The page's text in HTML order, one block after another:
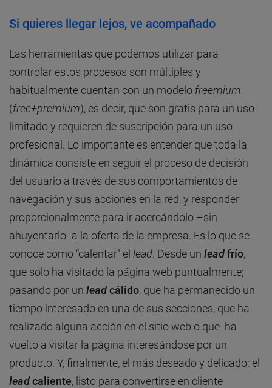
Si quieres llegar lejos, ve acompañado
Las herramientas que podemos utilizar para
controlar estos procesos son múltiples y
habitualmente cuentan con un modelo freemium
(free+premium), es decir, que son gratis para un uso
limitado y requieren de suscripción para un uso
profesional. Lo importante es entender que toda la
dinámica consiste en seguir el proceso de decisión
del usuario a través de sus comportamientos de
navegación y sus acciones en la red, y responder
proporcionalmente para ir acercándolo –sin
ahuyentarlo- a la oferta de la empresa. Es lo que se
conoce como “calentar” el lead . Desde un leadfrío,
que solo ha visitado la página web puntualmente;
pasando por un leadcálido, que ha permanecido un
tiempo interesado en una de sus secciones, que ha
realizado alguna acción en el sitio web o que ha
vuelto a visitar la página interesándose por un
producto. Y, finalmente, el más deseado y delicado: el
leadcaliente, listo para convertirse en cliente